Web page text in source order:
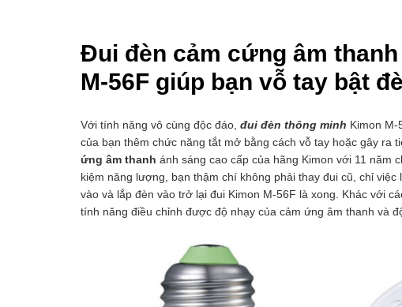
Đui đèn cảm cứng âm
M-56F giúp bạn vỗ tay bật
Với tính năng vô cùng độc đáo, đui đèn thông minh Kimon M-
của bạn thêm chức năng tắt mở bằng cách vỗ tay hoặc gây ra
ứng âm thanh ánh sáng cao cấp của hãng Kimon với 11 năm
kiệm năng lượng, bạn thậm chí không phải thay đui cũ, chỉ việc
vào và lắp đèn vào trở lại đui Kimon M-56F là xong. Khác với
tính năng điều chỉnh được độ nhạy của cảm ứng âm thanh và